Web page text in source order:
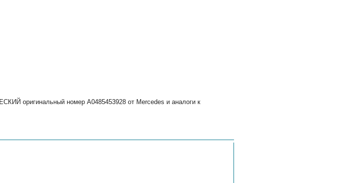
оригинальный номер A0485453928 от Mercedes и аналоги к